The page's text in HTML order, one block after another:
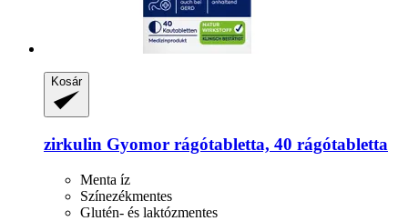
Kosár
zirkulin Gyomor rágótabletta, 40 rágótabletta
Menta íz
Színezékmentes
Glutén- és laktózmentes